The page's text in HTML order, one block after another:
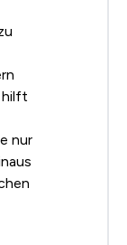
hilft
nur